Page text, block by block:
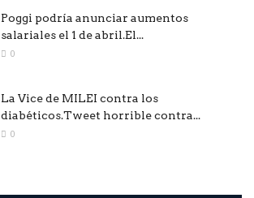
Poggi podría anunciar aumentos
salariales el 1 de abril.El...
0
La Vice de MILEI contra los
diabéticos.Tweet horrible contra...
0